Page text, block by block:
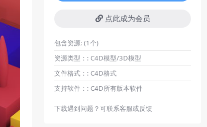
点此成为会员
包含资源: (1个)
资源类型：: C4D模型/3D模型
文件格式：: C4D格式
支持软件：: C4D所有版本软件
下载遇到问题？可联系客服或反馈